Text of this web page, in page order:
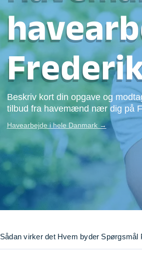
Installation af ildsted
Møbelsamling og
Ophængning af
Opsætning af
Tømrer
Tunge løft
Underholdning
Se alle...
Beskriv kort din opgave og
tilbud fra havemænd nær dig på
Havearbejde i hele Danmark →
Sådan virker det Hvem byder Spørgsmål